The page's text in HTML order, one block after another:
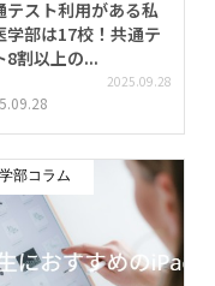
テスト利用がある私
学部は17校！共通テ
8割以上の...
2025.09.28
部コラム